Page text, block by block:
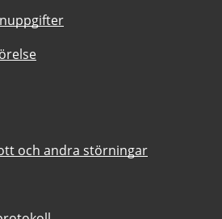
och andra störningar